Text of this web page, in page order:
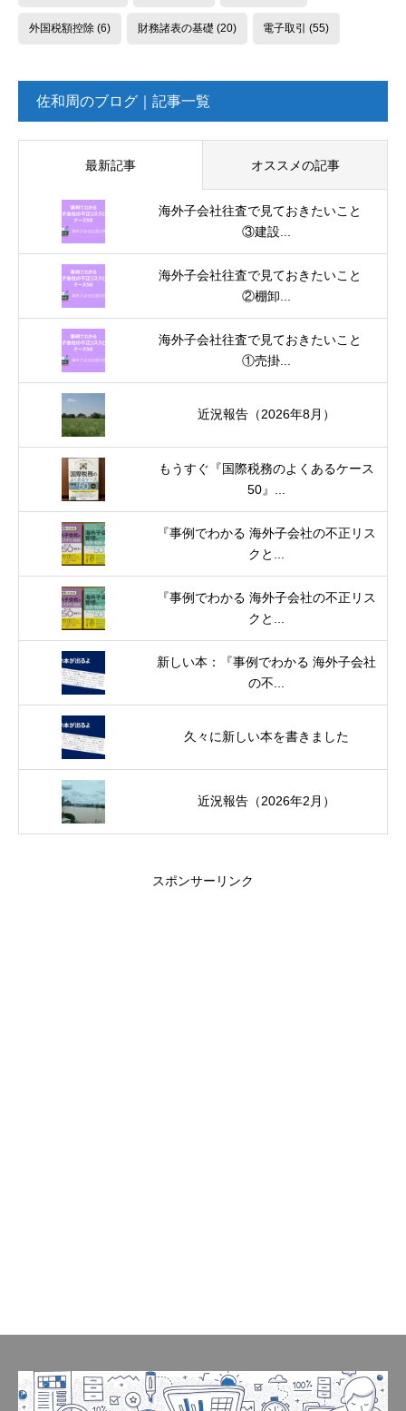
外国税額控除(6) 財務諸表の基礎 (20) 電子取引 (55)
佐和周のブログ｜記事一覧
最新記事 オススメの記事
海外子会社往査で見ておきたいこと
③建設...
海外子会社往査で見ておきたいこと
②棚卸...
海外子会社往査で見ておきたいこと
①売掛...
近況報告（2026年8月）
もうすぐ『国際税務のよくあるケース
50』...
『事例でわかる 海外子会社の不正リス
クと...
『事例でわかる 海外子会社の不正リス
クと...
新しい本：『事例でわかる 海外子会社
の不...
久々に新しい本を書きました
近況報告（2026年2月）
スポンサーリンク